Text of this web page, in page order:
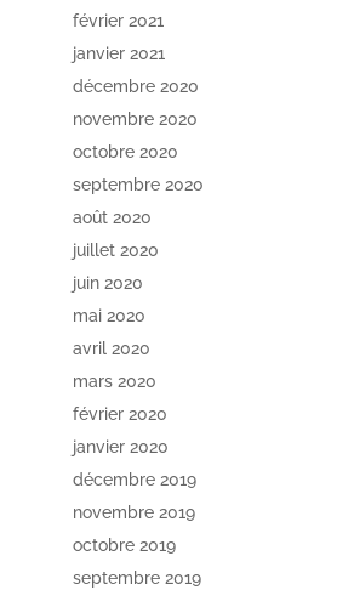
février 2021
janvier 2021
décembre 2020
novembre 2020
octobre 2020
septembre 2020
août 2020
juillet 2020
juin 2020
mai 2020
avril 2020
mars 2020
février 2020
janvier 2020
décembre 2019
novembre 2019
octobre 2019
septembre 2019